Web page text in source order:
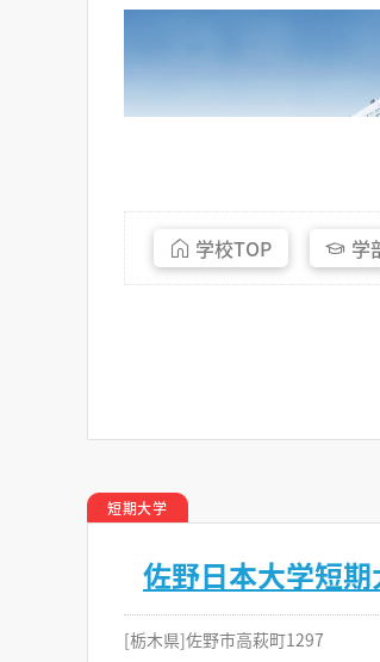
学校TOP 学
短期大学
佐野日本大学短期
[栃木県]佐野市高萩町1297